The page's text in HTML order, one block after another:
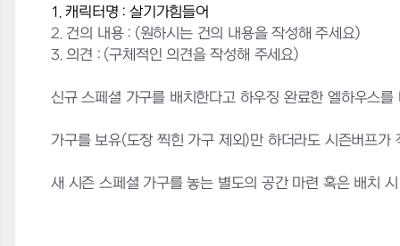
1. 캐릭터명 : 살기가힘들어
2. 건의 내용 : (원하시는 건의 내용을 작성해 주세요)
3. 의견 : (구체적인 의견을 작성해 주세요)
신규 스페셜 가구를 배치한다고 하우징 완료한 엘하우스
가구를 보유(도장 찍힌 가구 제외)만 하더라도 시즌버프가
새 시즌 스페셜 가구를 놓는 별도의 공간 마련 혹은 배치